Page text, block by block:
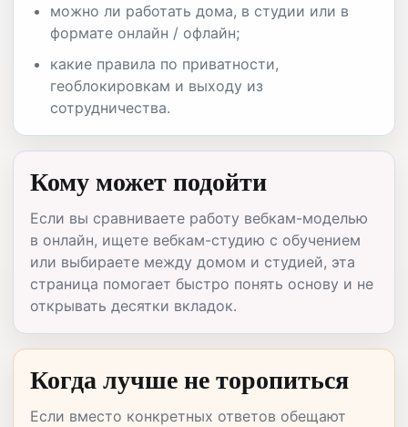
можно ли работать дома, в студии или в
формате онлайн / офлайн;
какие правила по приватности,
геоблокировкам и выходу из
сотрудничества.
Кому может подойти
Если вы сравниваете работу вебкам-моделью
в онлайн, ищете вебкам-студию с обучением
или выбираете между домом и студией, эта
страница помогает быстро понять основу и не
открывать десятки вкладок.
Когда лучше не торопиться
Если вместо конкретных ответов обещают